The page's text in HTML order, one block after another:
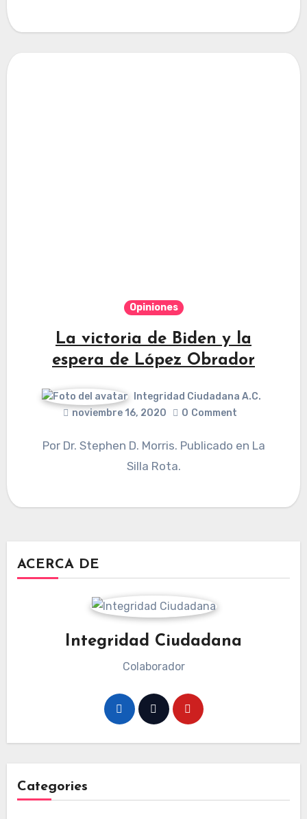
Opiniones
La victoria de Biden y la
espera de López Obrador
Integridad Ciudadana A.C.
noviembre 16, 2020
0 Comment
Por Dr. Stephen D. Morris. Publicado en La
Silla Rota.
ACERCA DE
Integridad Ciudadana
Colaborador
Categories